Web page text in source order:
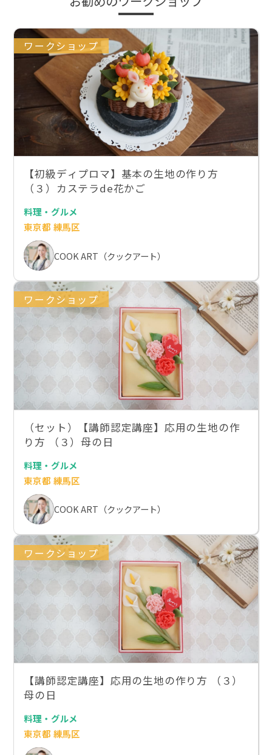
ワークショップ
【初級ディプロマ】基本の生地の作り方
（３）カステラde花かご
料理・グルメ
東京都 練馬区
COOK ART（クックアート）
ワークショップ
（セット）【講師認定講座】応用の生地の作
り方 （３）母の日
料理・グルメ
東京都 練馬区
COOK ART（クックアート）
ワークショップ
【講師認定講座】応用の生地の作り方 （３）
母の日
料理・グルメ
東京都 練馬区